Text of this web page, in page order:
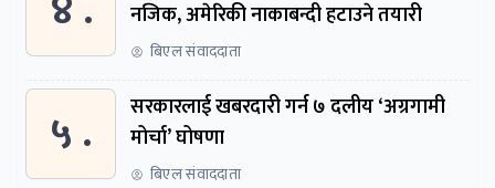
नजिक, अमेरिकी नाकाबन्दी हटाउने तयारी
बिएल संवाददाता
५ .
सरकारलाई खबरदारी गर्न ७ दलीय ‘अग्रगामी
मोर्चा’ घोषणा
बिएल संवाददाता